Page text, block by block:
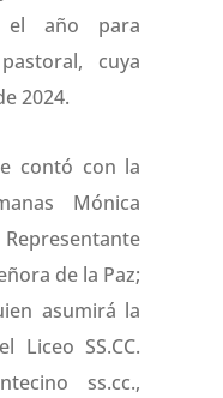
el año para
cuya
2024.
contó con la
Mónica
de la Paz;
asumirá la
Liceo SS.CC.
ss.cc.,